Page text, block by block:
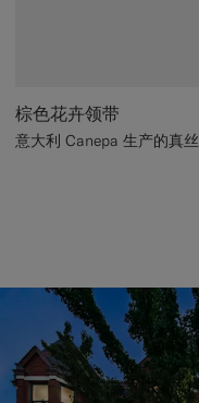
棕色花卉领带
意大利 Canepa 生产的真